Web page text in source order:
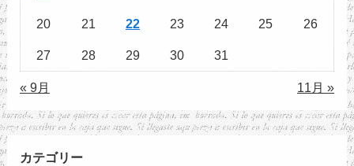
20 21 22 23 24 25 26
27 28 29 30 31
« 9月 11月 »
カテゴリー